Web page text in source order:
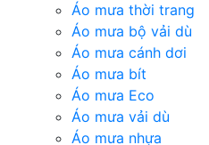
Áo mưa thời trang
Áo mưa bộ vải dù
Áo mưa cánh dơi
Áo mưa bít
Áo mưa Eco
Áo mưa vải dù
Áo mưa nhựa